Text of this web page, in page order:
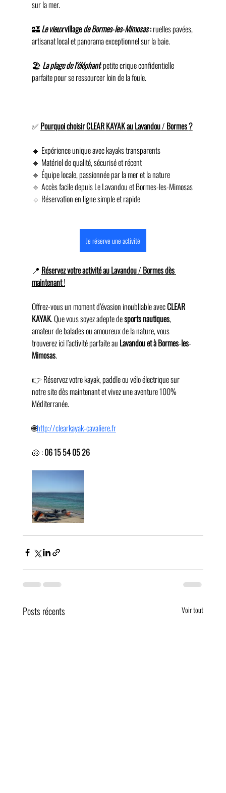
sur la mer.
🏰 Le vieux village deBormes-les-Mimosas : ruelles pavées,
artisanat local et panorama exceptionnel sur la baie.
🏖️ Laplagedel’éléphant: petite crique confidentielle
parfaite pour se ressourcer loin de la foule.
✅ PourquoichoisirCLEARKAYAKauLavandou / Bormes?
🔹 Expérience unique avec kayaks transparents
🔹 Matériel de qualité, sécurisé et récent
🔹 Équipe locale, passionnée par la mer et la nature
🔹 Accès facile depuis Le Lavandou et Bormes-les-Mimosas
🔹 Réservation en ligne simple et rapide
Je réserve une activité
📍 RéservezvotreactivitéauLavandou / Bormesdès
maintenant !
Offrez-vous un moment d’évasion inoubliable avec CLEAR
KAYAK. Que vous soyez adepte de sportsnautiques,
amateur de balades ou amoureux de la nature, vous
trouverez ici l’activité parfaite au LavandouetàBormes-les-
Mimosas.
👉 Réservez votre kayak, paddle ou vélo électrique sur
notre site dès maintenant et vivez une aventure 100%
Méditerranée.
🌐http://clearkayak-cavaliere.fr
🐚 : 06 15 54 05 26
Posts récents Voir tout